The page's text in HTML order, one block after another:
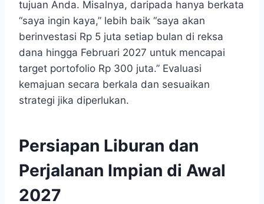
tujuan Anda. Misalnya, daripada hanya berkata
“saya ingin kaya,” lebih baik “saya akan
berinvestasi Rp 5 juta setiap bulan di reksa
dana hingga Februari 2027 untuk mencapai
target portofolio Rp 300 juta.” Evaluasi
kemajuan secara berkala dan sesuaikan
strategi jika diperlukan.
Persiapan Liburan dan
Perjalanan Impian di Awal
2027